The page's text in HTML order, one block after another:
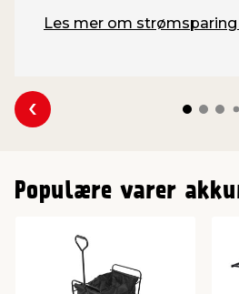
Les mer om strømsparing
Se forrige
Populære varer